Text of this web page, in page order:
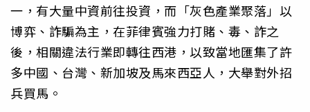
一，有大量中資前往投資，而「灰色產業聚落」以
博弈、詐騙為主，在菲律賓強力打賭、毒、詐之
後，相關違法行業即轉往西港，以致當地匯集了許
多中國、台灣、新加坡及馬來西亞人，大舉對外招
兵買馬。